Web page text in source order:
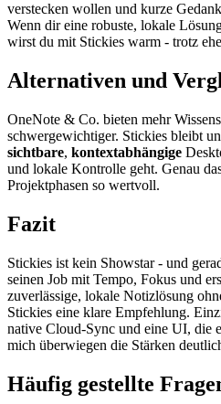
verstecken wollen und kurze
Wenn dir eine robuste, lokale
wirst du mit Stickies warm - trotz
Alternativen und
OneNote & Co. bieten mehr
schwergewichtiger. Stickies bleibt
sichtbare, kontextabhängige
und lokale Kontrolle geht. Genau
Projektphasen so wertvoll.
Fazit
Stickies ist kein Showstar - und
seinen Job mit Tempo, Fokus und
zuverlässige, lokale Notizlösung
Stickies eine klare Empfehlung.
native Cloud-Sync und eine UI, die
mich überwiegen die Stärken
Häufig gestellte